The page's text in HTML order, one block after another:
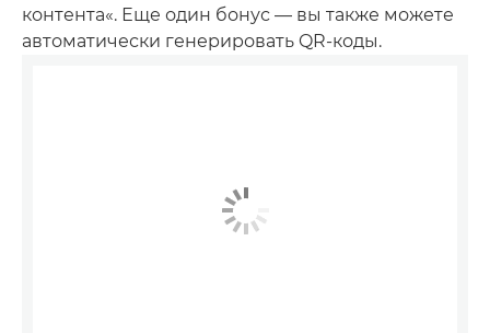
контента«. Еще один бонус — вы также можете
автоматически генерировать QR-коды.